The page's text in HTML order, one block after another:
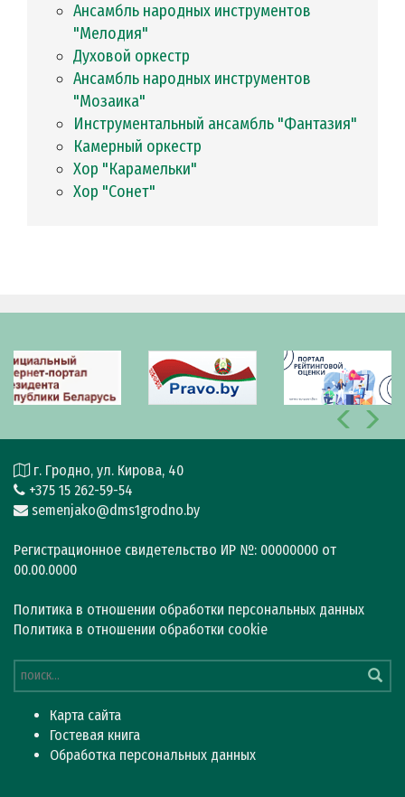
Ансамбль народных инструментов
"Мелодия"
Духовой оркестр
Ансамбль народных инструментов
"Мозаика"
Инструментальный ансамбль "Фантазия"
Камерный оркестр
Хор "Карамельки"
Хор "Сонет"
г. Гродно, ул. Кирова, 40
+375 15 262-59-54
semenjako@dms1grodno.by
Регистрационное свидетельство ИР №: 00000000 от
00.00.0000
Политика в отношении обработки персональных данных
Политика в отношении обработки cookie
Карта сайта
Гостевая книга
Обработка персональных данных